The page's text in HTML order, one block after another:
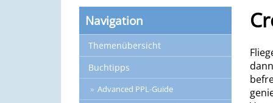
Navigation
Themenübersicht
Buchtipps
Advanced PPL-Guide